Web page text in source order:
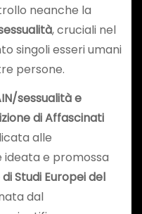
neanche la
, cruciali nel
singoli esseri umani
persone.
sessualità e
diAffascinati
alle
e promossa
Studi Europei del
dal